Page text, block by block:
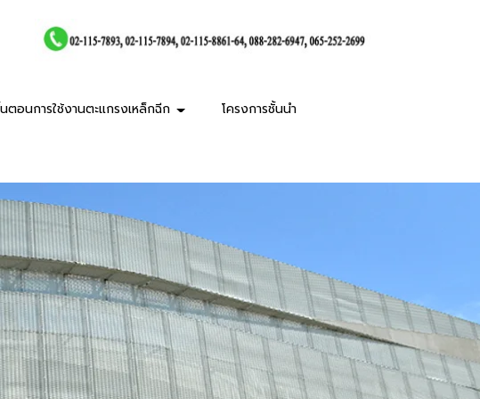
ตอนการใช้งานตะแกรงเหล็กฉีก
โครงการชั้นนำ